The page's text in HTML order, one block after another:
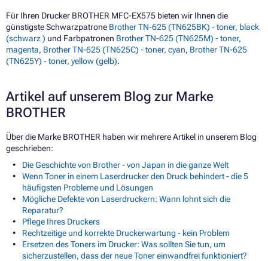
Für Ihren Drucker BROTHER MFC-EX575 bieten wir Ihnen die
günstigste Schwarzpatrone Brother TN-625 (TN625BK) - toner, black
(schwarz ) und Farbpatronen Brother TN-625 (TN625M) - toner,
magenta, Brother TN-625 (TN625C) - toner, cyan, Brother TN-625
(TN625Y) - toner, yellow (gelb).
Artikel auf unserem Blog zur Marke
BROTHER
Über die Marke BROTHER haben wir mehrere Artikel in unserem Blog
geschrieben:
Die Geschichte von Brother - von Japan in die ganze Welt
Wenn Toner in einem Laserdrucker den Druck behindert - die 5
häufigsten Probleme und Lösungen
Mögliche Defekte von Laserdruckern: Wann lohnt sich die
Reparatur?
Pflege Ihres Druckers
Rechtzeitige und korrekte Druckerwartung - kein Problem
Ersetzen des Toners im Drucker: Was sollten Sie tun, um
sicherzustellen, dass der neue Toner einwandfrei funktioniert?